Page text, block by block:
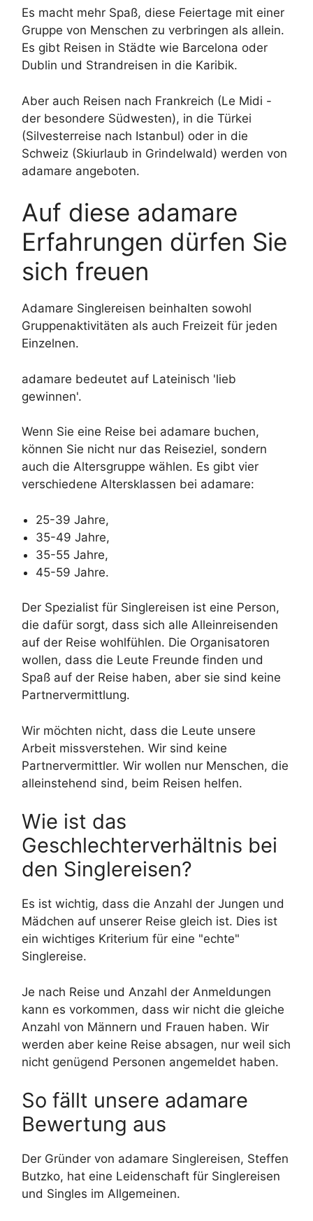
Es macht mehr Spaß, diese Feiertage mit einer
Gruppe von Menschen zu verbringen als allein.
Es gibt Reisen in Städte wie Barcelona oder
Dublin und Strandreisen in die Karibik.
Aber auch Reisen nach Frankreich (Le Midi -
der besondere Südwesten), in die Türkei
(Silvesterreise nach Istanbul) oder in die
Schweiz (Skiurlaub in Grindelwald) werden von
adamare angeboten.
Auf diese adamare
Erfahrungen dürfen Sie
sich freuen
Adamare Singlereisen beinhalten sowohl
Gruppenaktivitäten als auch Freizeit für jeden
Einzelnen.
adamare bedeutet auf Lateinisch 'lieb
gewinnen'.
Wenn Sie eine Reise bei adamare buchen,
können Sie nicht nur das Reiseziel, sondern
auch die Altersgruppe wählen. Es gibt vier
verschiedene Altersklassen bei adamare:
25-39 Jahre,
35-49 Jahre,
35-55 Jahre,
45-59 Jahre.
Der Spezialist für Singlereisen ist eine Person,
die dafür sorgt, dass sich alle Alleinreisenden
auf der Reise wohlfühlen. Die Organisatoren
wollen, dass die Leute Freunde finden und
Spaß auf der Reise haben, aber sie sind keine
Partnervermittlung.
Wir möchten nicht, dass die Leute unsere
Arbeit missverstehen. Wir sind keine
Partnervermittler. Wir wollen nur Menschen, die
alleinstehend sind, beim Reisen helfen.
Wie ist das
Geschlechterverhältnis bei
den Singlereisen?
Es ist wichtig, dass die Anzahl der Jungen und
Mädchen auf unserer Reise gleich ist. Dies ist
ein wichtiges Kriterium für eine "echte"
Singlereise.
Je nach Reise und Anzahl der Anmeldungen
kann es vorkommen, dass wir nicht die gleiche
Anzahl von Männern und Frauen haben. Wir
werden aber keine Reise absagen, nur weil sich
nicht genügend Personen angemeldet haben.
So fällt unsere adamare
Bewertung aus
Der Gründer von adamare Singlereisen, Steffen
Butzko, hat eine Leidenschaft für Singlereisen
und Singles im Allgemeinen.